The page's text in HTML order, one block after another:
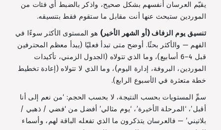
يقيّم العرسان أنفسهم بشكل صحيح، واذكر بالضبط أي فئات من
الموردين ستبحث عنها أنت مقابل ما ستقوم فقط بتنسيقه.
تنسيق يوم الزفاف (أو الشهر الأخير) هو المستوى الأكثر سوءًا في
الفهم — والأكثر بحثًا. أوضح متى تبدأ فعليًا (يبدأ معظم المحترفين
قبل 4–6 أسابيع)، وما الذي تتولاه (الجدول الزمني، تأكيدات
الموردين، البروفة، إدارة اليوم)، وما الذي لا تتولاه (إعادة تخطيط
خطة متعثرة في الأسبوع الرابع).
سمِّ المستويات بحسب النتيجة، لا بحسب الحجم: ‘من نعم إلى أنا
أقبل’، ‘المرحلة الأخيرة’، ‘يوم مثالي’ أفضل من ‘فضي / ذهبي /
بلاتيني’ — فالعرسان يتذكرون ما الذي تفعله الباقة لهم، وأسماء